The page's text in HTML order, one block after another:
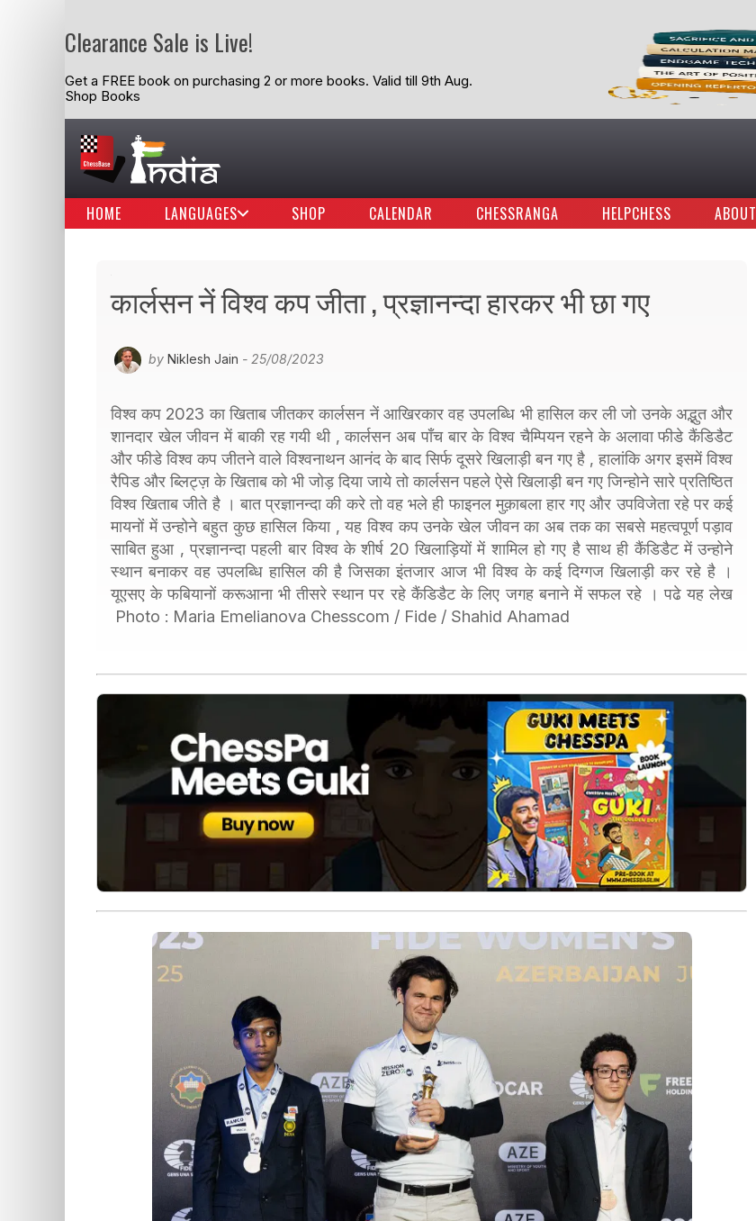
Clearance Sale is Live!
Get a FREE book on purchasing 2 or more books. Valid till 9th Aug.
Shop Books
HOME LANGUAGES SHOP CALENDAR CHESSRANGA HELPCHESS ABOUT
कार्लसन नें विश्व कप जीता , प्रज्ञानन्दा हारकर भी छा गए
by Niklesh Jain - 25/08/2023
विश्व कप 2023 का खिताब जीतकर कार्लसन नें आखिरकार वह उपलब्धि भी हासिल कर ली जो उनके अद्भुत और
शानदार खेल जीवन में बाकी रह गयी थी , कार्लसन अब पाँच बार के विश्व चैम्पियन रहने के अलावा फीडे कैंडिडैट
और फीडे विश्व कप जीतने वाले विश्वनाथन आनंद के बाद सिर्फ दूसरे खिलाड़ी बन गए है , हालांकि अगर इसमें विश्व
रैपिड और ब्लिट्ज़ के खिताब को भी जोड़ दिया जाये तो कार्लसन पहले ऐसे खिलाड़ी बन गए जिन्होने सारे प्रतिष्ठित
विश्व खिताब जीते है । बात प्रज्ञानन्दा की करे तो वह भले ही फाइनल मुक़ाबला हार गए और उपविजेता रहे पर कई
मायनों में उन्होने बहुत कुछ हासिल किया , यह विश्व कप उनके खेल जीवन का अब तक का सबसे महत्वपूर्ण पड़ाव
साबित हुआ , प्रज्ञानन्दा पहली बार विश्व के शीर्ष 20 खिलाड़ियों में शामिल हो गए है साथ ही कैंडिडैट में उन्होने
स्थान बनाकर वह उपलब्धि हासिल की है जिसका इंतजार आज भी विश्व के कई दिग्गज खिलाड़ी कर रहे है ।
यूएसए के फबियानों करूआना भी तीसरे स्थान पर रहे कैंडिडैट के लिए जगह बनाने में सफल रहे । पढे यह लेख
Photo : Maria Emelianova Chesscom / Fide / Shahid Ahamad